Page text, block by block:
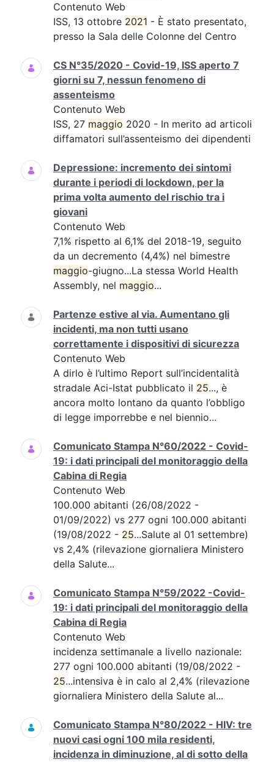
Contenuto Web
ISS, 13 ottobre 2021 - È stato presentato,
presso la Sala delle Colonne del Centro
CS N°35/2020 - Covid-19, ISS aperto 7
giorni su 7, nessun fenomeno di
assenteismo
Contenuto Web
ISS, 27 maggio 2020 - In merito ad articoli
diffamatori sull’assenteismo dei dipendenti
Depressione: incremento dei sintomi
durante i periodi di lockdown, per la
prima volta aumento del rischio tra i
giovani
Contenuto Web
7,1% rispetto al 6,1% del 2018-19, seguito
da un decremento (4,4%) nel bimestre
maggio-giugno...La stessa World Health
Assembly, nel maggio...
Partenze estive al via. Aumentano gli
incidenti, ma non tutti usano
correttamente i dispositivi di sicurezza
Contenuto Web
A dirlo è l’ultimo Report sull’incidentalità
stradale Aci-Istat pubblicato il 25..., è
ancora molto lontano da quanto l’obbligo
di legge imporrebbe e nel biennio...
Comunicato Stampa N°60/2022 - Covid-
19: i dati principali del monitoraggio della
Cabina di Regia
Contenuto Web
100.000 abitanti (26/08/2022 -
01/09/2022) vs 277 ogni 100.000 abitanti
(19/08/2022 - 25...Salute al 01 settembre)
vs 2,4% (rilevazione giornaliera Ministero
della Salute...
Comunicato Stampa N°59/2022 -Covid-
19: i dati principali del monitoraggio della
Cabina di Regia
Contenuto Web
incidenza settimanale a livello nazionale:
277 ogni 100.000 abitanti (19/08/2022 -
25...intensiva è in calo al 2,4% (rilevazione
giornaliera Ministero della Salute al...
Comunicato Stampa N°80/2022 - HIV: tre
nuovi casi ogni 100 mila residenti,
incidenza in diminuzione, al di sotto della